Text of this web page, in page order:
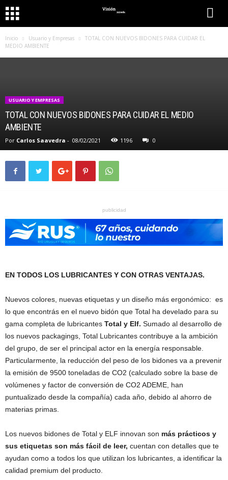
Inicio Usuario y Empresas
TOTAL CON NUEVOS BIDONES PARA CUIDAR EL
MEDIO AMBIENTE
USUARIO Y EMPRESAS
TOTAL CON NUEVOS BIDONES PARA CUIDAR EL MEDIO
AMBIENTE
Por Carlos Saavedra - 08/02/2021 1196 0
publicidad
EN TODOS LOS LUBRICANTES Y CON OTRAS VENTAJAS.
Nuevos colores, nuevas etiquetas y un diseño más ergonómico: es
lo que encontrás en el nuevo bidón que Total ha develado para su
gama completa de lubricantes Total y Elf. Sumado al desarrollo de
los nuevos packagings, Total Lubricantes contribuye a la ambición
del grupo, de ser el principal actor en la energía responsable.
Particularmente, la reducción del peso de los bidones va a prevenir
la emisión de 9500 toneladas de CO2 (calculado sobre la base de
volúmenes y factor de conversión de CO2 ADEME, han
puntualizado desde la compañía) cada año, debido al ahorro de
materias primas.
Los nuevos bidones de Total y ELF innovan son más prácticos y
sus etiquetas son más fácil de leer, cuentan con detalles que te
ayudan como a todos los que utilizan los lubricantes, a identificar la
calidad premium del producto.